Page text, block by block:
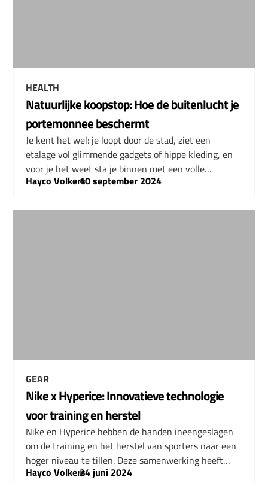
HEALTH
Natuurlijke koopstop: Hoe de buitenlucht je
portemonnee beschermt
Je kent het wel: je loopt door de stad, ziet een
etalage vol glimmende gadgets of hippe kleding, en
voor je het weet sta je binnen met een volle…
Hayco Volkers
–
10 september 2024
GEAR
Nike x Hyperice: Innovatieve technologie
voor training en herstel
Nike en Hyperice hebben de handen ineengeslagen
om de training en het herstel van sporters naar een
hoger niveau te tillen. Deze samenwerking heeft…
Hayco Volkers
–
24 juni 2024